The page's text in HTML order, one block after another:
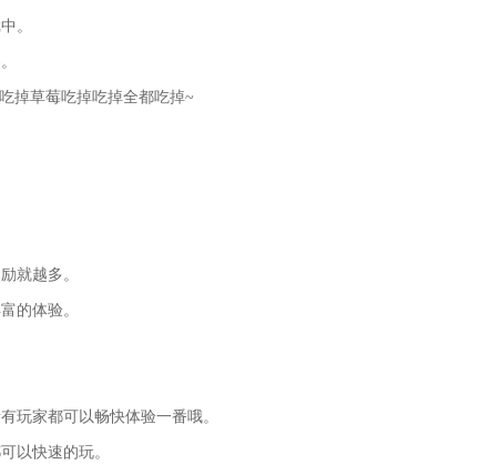
。
掉草莓吃掉吃掉全都吃掉~
就越多。
的体验。
玩家都可以畅快体验一番哦。
以快速的玩。